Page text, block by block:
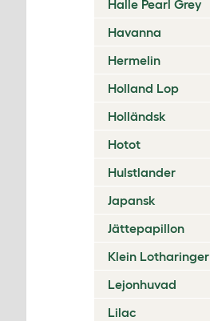
Halle Pearl Grey
Havanna
Hermelin
Holland Lop
Holländsk
Hotot
Hulstlander
Japansk
Jättepapillon
Klein Lotharinger
Lejonhuvad
Lilac